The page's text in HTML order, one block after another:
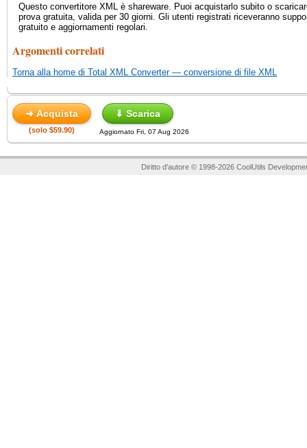
Questo convertitore XML è shareware. Puoi acquistarlo subito o
prova gratuita, valida per 30 giorni. Gli utenti registrati riceveranno
gratuito e aggiornamenti regolari.
Argomenti correlati
Torna alla home di Total XML Converter — conversione di file XML
➜ Acquista ⬇ Scarica
(solo $59.90) Aggiornato Fri, 07 Aug 2026
Diritto d'autore © 1998-2026 CoolUtils